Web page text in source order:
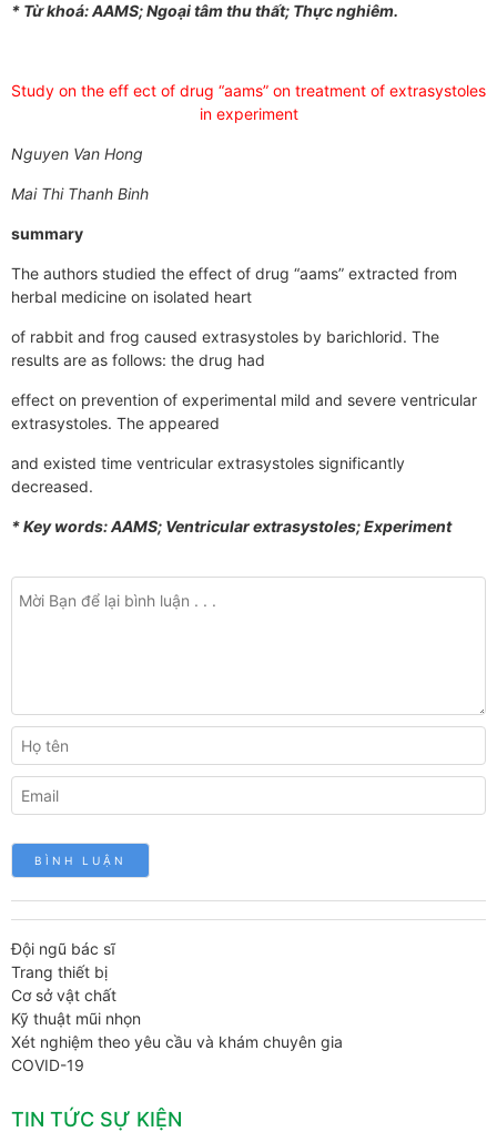
* Từ khoá: AAMS; Ngoại tâm thu thất; Thực nghiêm.
Study on the eff ect of drug “aams” on treatment of extrasystoles
in experiment
Nguyen Van Hong
Mai Thi Thanh Binh
summary
The authors studied the effect of drug “aams” extracted from
herbal medicine on isolated heart
of rabbit and frog caused extrasystoles by barichlorid. The
results are as follows: the drug had
effect on prevention of experimental mild and severe ventricular
extrasystoles. The appeared
and existed time ventricular extrasystoles significantly
decreased.
* Key words: AAMS; Ventricular extrasystoles; Experiment
Đội ngũ bác sĩ
Trang thiết bị
Cơ sở vật chất
Kỹ thuật mũi nhọn
Xét nghiệm theo yêu cầu và khám chuyên gia
COVID-19
TIN TỨC SỰ KIỆN